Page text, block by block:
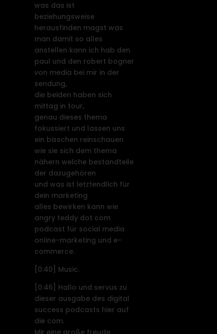
was das ist
beziehungsweise
herausfinden magst was
man damit so alles
anstellen kann ich hab den
paul und den robert bogner
von media bei mir in der
sendung,
die beiden haben sich
mittag in tour,
genau dieses thema
fokussiert und lassen uns
ein bisschen reinschauen
wie sie sich dem thema
nähern welche bestandteile
der dazugehören
und was ist letztendlich für
dein marketing
alles bewirken kann wie
angry teddy dot com
podcast für social media
online-marketing und e-
commerce.
[0:40]
Music.
[0:46]
Hallo und servus zu
dieser ausgabe des digital
success podcasts hier auf
die com.